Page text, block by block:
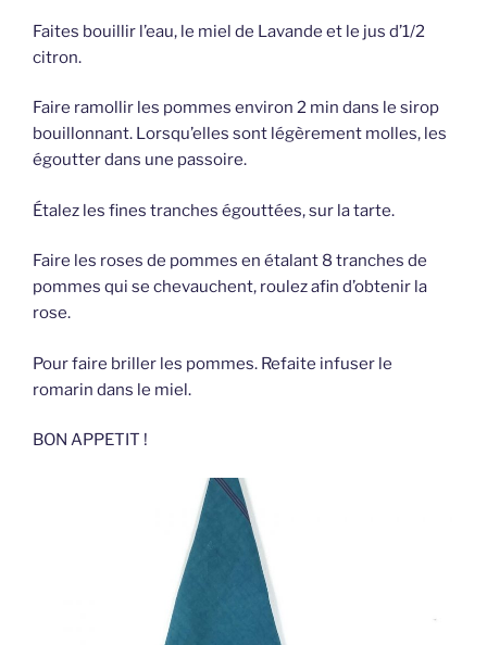
Faites bouillir l’eau, le miel de Lavande et le jus d’1/2
citron.
Faire ramollir les pommes environ 2 min dans le sirop
bouillonnant. Lorsqu’elles sont légèrement molles, les
égoutter dans une passoire.
Étalez les fines tranches égouttées, sur la tarte.
Faire les roses de pommes en étalant 8 tranches de
pommes qui se chevauchent, roulez afin d’obtenir la
rose.
Pour faire briller les pommes. Refaite infuser le
romarin dans le miel.
BON APPETIT !